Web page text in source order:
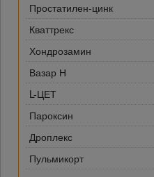
Простатилен-цинк
Кваттрекс
Хондрозамин
Вазар Н
L-ЦЕТ
Пароксин
Дроплекс
Пульмикорт